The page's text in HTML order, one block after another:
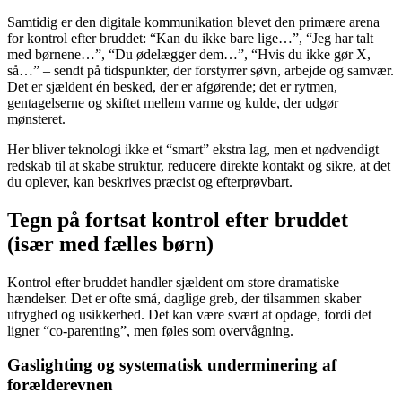
Samtidig er den digitale kommunikation blevet den primære arena
for kontrol efter bruddet: “Kan du ikke bare lige…”, “Jeg har talt
med børnene…”, “Du ødelægger dem…”, “Hvis du ikke gør X,
så…” – sendt på tidspunkter, der forstyrrer søvn, arbejde og samvær.
Det er sjældent én besked, der er afgørende; det er rytmen,
gentagelserne og skiftet mellem varme og kulde, der udgør
mønsteret.
Her bliver teknologi ikke et “smart” ekstra lag, men et nødvendigt
redskab til at skabe struktur, reducere direkte kontakt og sikre, at det
du oplever, kan beskrives præcist og efterprøvbart.
Tegn på fortsat kontrol efter bruddet
(især med fælles børn)
Kontrol efter bruddet handler sjældent om store dramatiske
hændelser. Det er ofte små, daglige greb, der tilsammen skaber
utryghed og usikkerhed. Det kan være svært at opdage, fordi det
ligner “co-parenting”, men føles som overvågning.
Gaslighting og systematisk underminering af
forælderevnen